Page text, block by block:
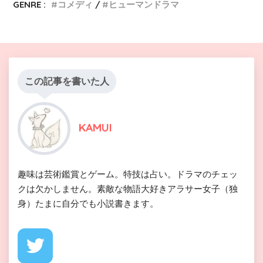
GENRE : コメディ ヒューマンドラマ
この記事を書いた人
KAMUI
趣味は芸術鑑賞とゲーム。特技は占い。ドラマのチェッ
クは欠かしません。素敵な物語大好きアラサー女子（独
身）たまに自分でも小説書きます。